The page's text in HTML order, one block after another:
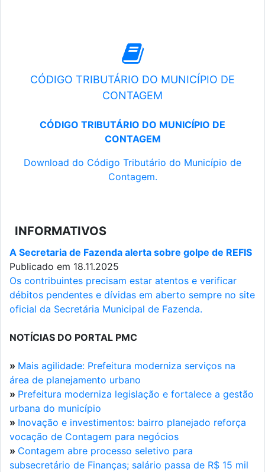
CÓDIGO TRIBUTÁRIO DO MUNICÍPIO DE
CONTAGEM
CÓDIGO TRIBUTÁRIO DO MUNICÍPIO DE
CONTAGEM
Download do Código Tributário do Município de
Contagem.
INFORMATIVOS
A Secretaria de Fazenda alerta sobre golpe de REFIS
Publicado em 18.11.2025
Os contribuintes precisam estar atentos e verificar
débitos pendentes e dívidas em aberto sempre no site
oficial da Secretária Municipal de Fazenda.
NOTÍCIAS DO PORTAL PMC
» Mais agilidade: Prefeitura moderniza serviços na
área de planejamento urbano
» Prefeitura moderniza legislação e fortalece a gestão
urbana do município
» Inovação e investimentos: bairro planejado reforça
vocação de Contagem para negócios
» Contagem abre processo seletivo para
subsecretário de Finanças; salário passa de R$ 15 mil